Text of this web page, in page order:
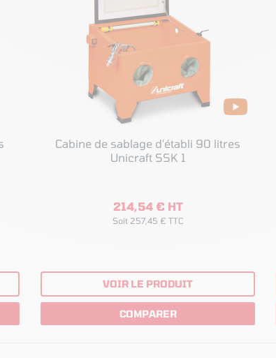
Cabine de sablage d'établi 90 litres
Unicraft SSK 1
214,54 € HT
Soit 257,45 € TTC
VOIR LE PRODUIT
COMPARER